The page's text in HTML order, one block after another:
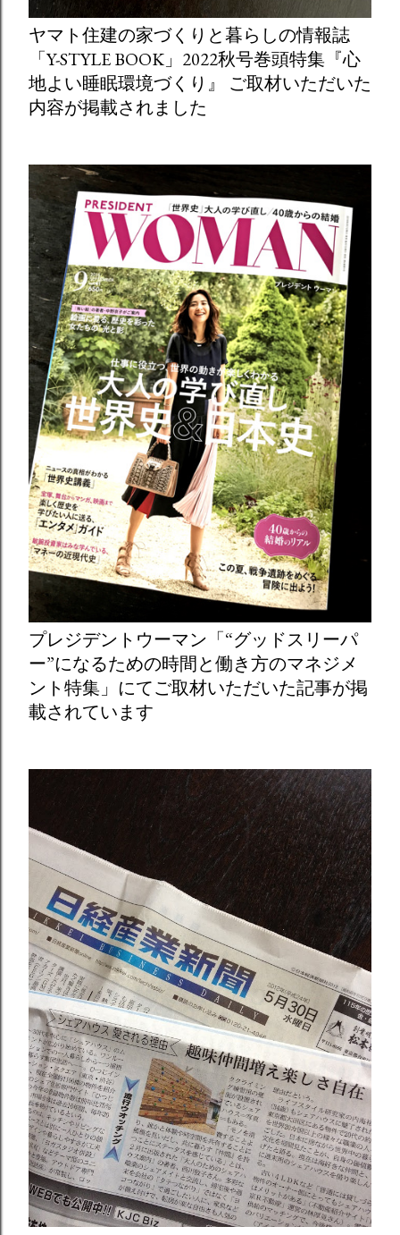
ヤマト住建の家づくりと暮らしの情報誌
「Y-STYLE BOOK」2022秋号巻頭特集『心
地よい睡眠環境づくり』 ご取材いただいた
内容が掲載されました
プレジデントウーマン「“グッドスリーパ
ー”になるための時間と働き方のマネジメ
ント特集」にてご取材いただいた記事が掲
載されています